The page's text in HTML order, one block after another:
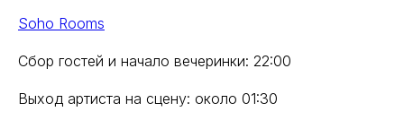
Soho Rooms
Сбор гостей и начало вечеринки: 22:00
Выход артиста на сцену: около 01:30